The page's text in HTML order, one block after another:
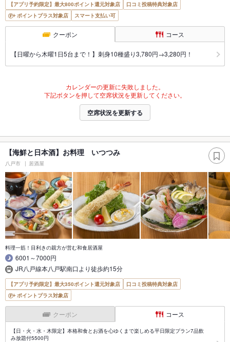
【アプリ予約限定】最大800ポイント還元対象店
口コミ投稿特典対象店
ポイントプラス対象店
スマート支払い可
クーポン コース
【日曜から木曜1日5台まで！】刺身10種盛り3,780円→3,280円！
カレンダーの更新に失敗しました。
下記ボタンを押して空席状況を更新してください。
空席状況を更新する
【海鮮と日本酒】お料理 いつつみ
八戸市 居酒屋
料理一筋！目利きの親方が営む和食居酒屋
6001～7000円
JR八戸線本八戸駅南口より徒歩約15分
【アプリ予約限定】最大350ポイント還元対象店
口コミ投稿特典対象店
ポイントプラス対象店
クーポン コース
【日・火・水・木限定】本格和食とお酒を心ゆくまで楽しめる平日限定プラン7品飲
み放題付5500円